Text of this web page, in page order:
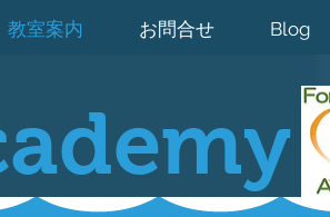
教室案内 お問合せ Blog